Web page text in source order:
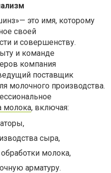
это имя, которому
своей
и совершенству.
и команде
компания
поставщик
молочного производства.
молока, включая:
сыра,
молока,
арматуру.